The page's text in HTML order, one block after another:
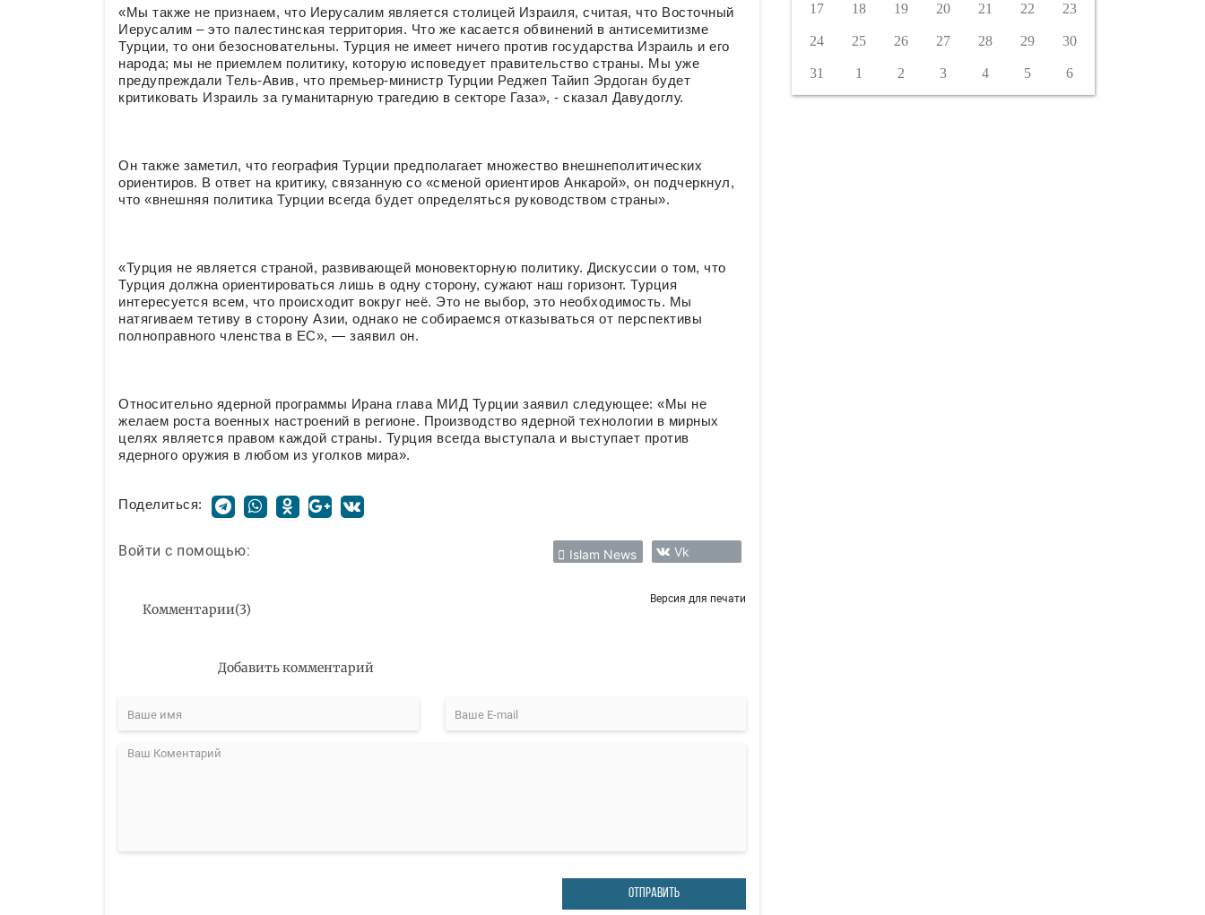
«Мы также не признаем, что Иерусалим является столицей Израиля, считая, что Восточный
Иерусалим – это палестинская территория. Что же касается обвинений в антисемитизме
Турции, то они безосновательны. Турция не имеет ничего против государства Израиль и его
народа; мы не приемлем политику, которую исповедует правительство страны. Мы уже
предупреждали Тель-Авив, что премьер-министр Турции Реджеп Тайип Эрдоган будет
критиковать Израиль за гуманитарную трагедию в секторе Газа», - сказал Давудоглу.
Он также заметил, что география Турции предполагает множество внешнеполитических
ориентиров. В ответ на критику, связанную со «сменой ориентиров Анкарой», он подчеркнул,
что «внешняя политика Турции всегда будет определяться руководством страны».
«Турция не является страной, развивающей моновекторную политику. Дискуссии о том, что
Турция должна ориентироваться лишь в одну сторону, сужают наш горизонт. Турция
интересуется всем, что происходит вокруг неё. Это не выбор, это необходимость. Мы
натягиваем тетиву в сторону Азии, однако не собираемся отказываться от перспективы
полноправного членства в ЕС», — заявил он.
Относительно ядерной программы Ирана глава МИД Турции заявил следующее: «Мы не
желаем роста военных настроений в регионе. Производство ядерной технологии в мирных
целях является правом каждой страны. Турция всегда выступала и выступает против
ядерного оружия в любом из уголков мира».
Поделиться:
Войти с помощью: Islam News Vk
Комментарии(3)
Версия для печати
Добавить комментарий
ОТПРАВИТЬ
17 18 19 20 21 22 23
24 25 26 27 28 29 30
31 1 2 3 4 5 6